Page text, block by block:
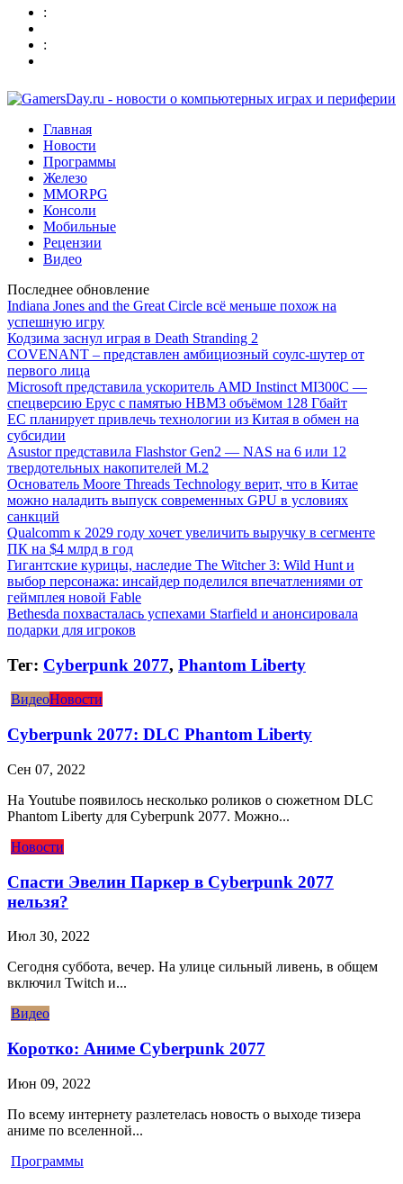
:
:
Главная
Новости
Программы
Железо
MMORPG
Консоли
Мобильные
Рецензии
Видео
Последнее обновление
Indiana Jones and the Great Circle всё меньше похож на
успешную игру
Кодзима заснул играя в Death Stranding 2
COVENANT – представлен амбициозный соулс-шутер от
первого лица
Microsoft представила ускоритель AMD Instinct MI300C —
спецверсию Epyc с памятью HBM3 объёмом 128 Гбайт
ЕС планирует привлечь технологии из Китая в обмен на
субсидии
Asustor представила Flashstor Gen2 — NAS на 6 или 12
твердотельных накопителей M.2
Основатель Moore Threads Technology верит, что в Китае
можно наладить выпуск современных GPU в условиях
санкций
Qualcomm к 2029 году хочет увеличить выручку в сегменте
ПК на $4 млрд в год
Гигантские курицы, наследие The Witcher 3: Wild Hunt и
выбор персонажа: инсайдер поделился впечатлениями от
геймплея новой Fable
Bethesda похвасталась успехами Starfield и анонсировала
подарки для игроков
Тег: Cyberpunk 2077, Phantom Liberty
ВидеоНовости
Cyberpunk 2077: DLC Phantom Liberty
Сен 07, 2022
На Youtube появилось несколько роликов о сюжетном DLC
Phantom Liberty для Cyberpunk 2077. Можно...
Новости
Спасти Эвелин Паркер в Cyberpunk 2077
нельзя?
Июл 30, 2022
Сегодня суббота, вечер. На улице сильный ливень, в общем
включил Twitch и...
Видео
Коротко: Аниме Cyberpunk 2077
Июн 09, 2022
По всему интернету разлетелась новость о выходе тизера
аниме по вселенной...
Программы